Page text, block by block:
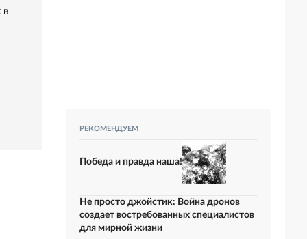
в
РЕКОМЕНДУЕМ
Победа и правда наша!
Не просто джойстик: Война дронов
создает востребованных специалистов
для мирной жизни